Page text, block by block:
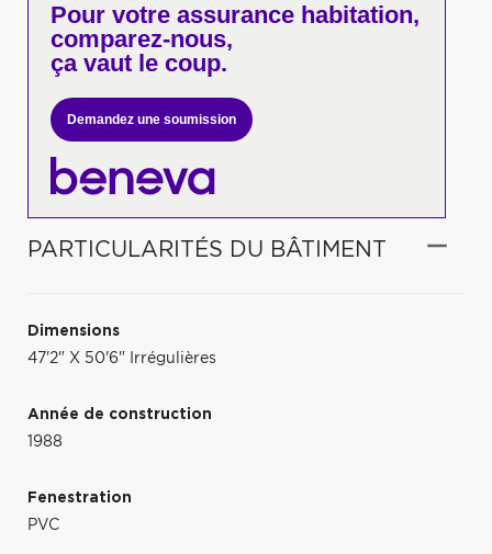
Pour votre assurance habitation,
comparez-nous,
ça vaut le coup.
Demandez une soumission
PARTICULARITÉS DU BÂTIMENT
Dimensions
47'2" X 50'6" Irrégulières
Année de construction
1988
Fenestration
PVC